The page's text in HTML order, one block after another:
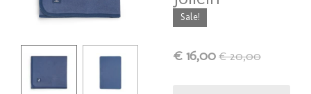
Sale!
€ 16,00 € 20,00